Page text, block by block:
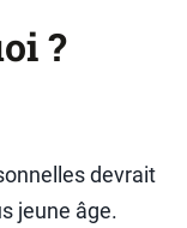
?
devrait
jeune âge.